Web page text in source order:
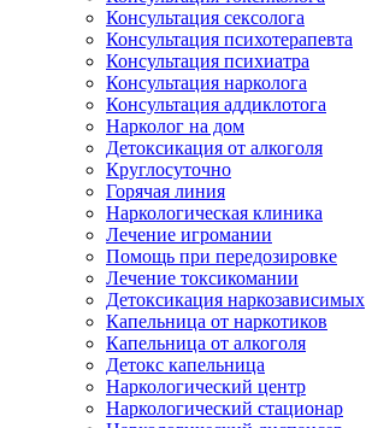
Консультация сексолога
Консультация психотерапевта
Консультация психиатра
Консультация нарколога
Консультация аддиклотога
Нарколог на дом
Детоксикация от алкоголя
Круглосуточно
Горячая линия
Наркологическая клиника
Лечение игромании
Помощь при передозировке
Лечение токсикомании
Детоксикация наркозависимых
Капельница от наркотиков
Капельница от алкоголя
Детокс капельница
Наркологический центр
Наркологический стационар